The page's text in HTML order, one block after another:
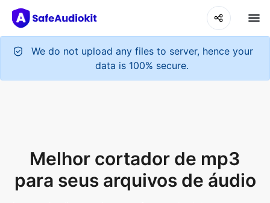
Corte mp3 online gratuitamente, faça o upload do seu
arquivo abaixo para começar